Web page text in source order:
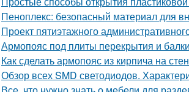
Пеноплекс: безопасный материал для
Проект пятиэтажного
Армопояс под плиты перекрытия и
Как сделать армопояс из кирпича на
Обзор всех SMD светодиодов.